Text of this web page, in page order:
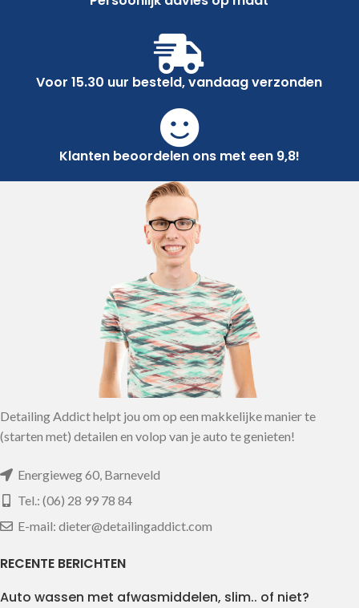
Voor 15.30 uur besteld, vandaag verzonden
Klanten beoordelen ons met een 9,8!
Detailing Addict helpt jou om op een makkelijke manier te
(starten met) detailen en volop van je auto te genieten!
Energieweg 60, Barneveld
Tel.: (06) 28 99 78 84
E-mail: dieter@detailingaddict.com
RECENTE BERICHTEN
Auto wassen met afwasmiddelen, slim.. of niet?